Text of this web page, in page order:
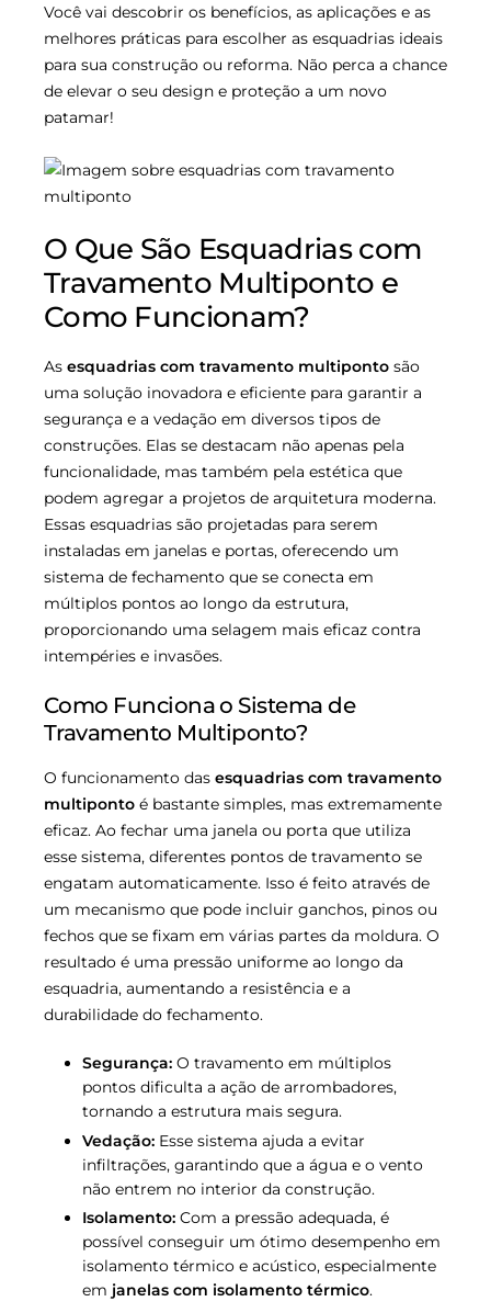
Você vai descobrir os benefícios, as aplicações e as
melhores práticas para escolher as esquadrias ideais
para sua construção ou reforma. Não perca a chance
de elevar o seu design e proteção a um novo
patamar!
O Que São Esquadrias com
Travamento Multiponto e
Como Funcionam?
As esquadrias com travamento multiponto são
uma solução inovadora e eficiente para garantir a
segurança e a vedação em diversos tipos de
construções. Elas se destacam não apenas pela
funcionalidade, mas também pela estética que
podem agregar a projetos de arquitetura moderna.
Essas esquadrias são projetadas para serem
instaladas em janelas e portas, oferecendo um
sistema de fechamento que se conecta em
múltiplos pontos ao longo da estrutura,
proporcionando uma selagem mais eficaz contra
intempéries e invasões.
Como Funciona o Sistema de
Travamento Multiponto?
O funcionamento das esquadrias com travamento
multiponto é bastante simples, mas extremamente
eficaz. Ao fechar uma janela ou porta que utiliza
esse sistema, diferentes pontos de travamento se
engatam automaticamente. Isso é feito através de
um mecanismo que pode incluir ganchos, pinos ou
fechos que se fixam em várias partes da moldura. O
resultado é uma pressão uniforme ao longo da
esquadria, aumentando a resistência e a
durabilidade do fechamento.
Segurança: O travamento em múltiplos
pontos dificulta a ação de arrombadores,
tornando a estrutura mais segura.
Vedação: Esse sistema ajuda a evitar
infiltrações, garantindo que a água e o vento
não entrem no interior da construção.
Isolamento: Com a pressão adequada, é
possível conseguir um ótimo desempenho em
isolamento térmico e acústico, especialmente
em janelas com isolamento térmico.